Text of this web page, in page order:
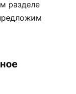
разделе